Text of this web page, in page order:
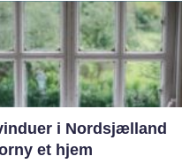
i Nordsjælland
et hjem